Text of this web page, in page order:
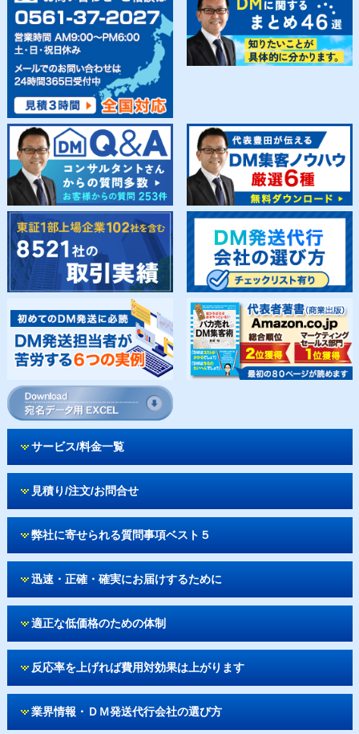
サービス/料金一覧
見積り/注文/お問合せ
弊社に寄せられる質問事項ベスト５
迅速・正確・確実にお届けするために
適正な低価格のための体制
反応率を上げれば費用対効果は上がります
業界情報・ＤＭ発送代行会社の選び方